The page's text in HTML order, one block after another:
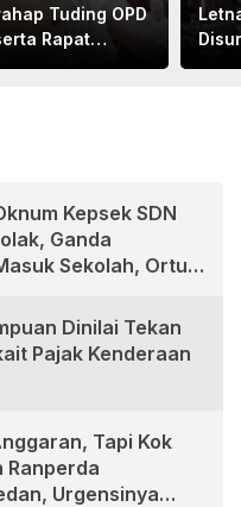
Tuding OPD
Rapat
Kepsek SDN
Ganda
Sekolah, Ortu
Dinilai Tekan
Pajak Kenderaan
Tapi Kok
Ranperda
Urgensinya